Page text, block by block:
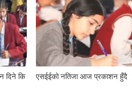
दिने कि
एसईईको नतिजा आज प्रकाशन हुँदै